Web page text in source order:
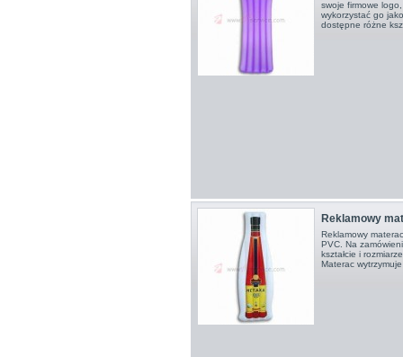
swoje firmowe
wykorzystać go
dostępne różne
Reklamowy
Reklamowy
PVC. Na
kształcie i
Materac